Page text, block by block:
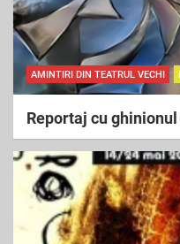
AMINTIRI DIN TEATRUL VECHI
Reportaj cu